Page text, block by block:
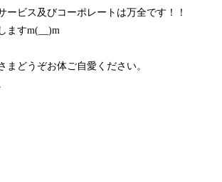
ービス及びコーポレートは万全です！！
ますm(__)m
まどうぞお体ご自愛ください。